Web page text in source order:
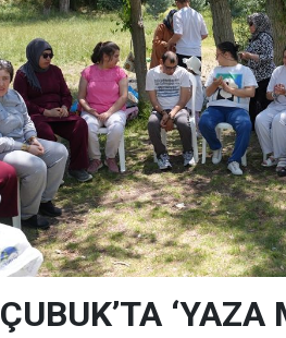
ÇUBUK’TA ‘YAZA